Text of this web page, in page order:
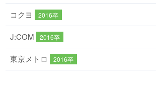
コクヨ 2016卒
J:COM 2016卒
東京メトロ 2016卒